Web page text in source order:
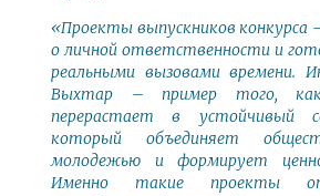
«Проекты выпускников конкурса
о личной ответственности и
реальными вызовами времени.
Выхтар – пример того, как
перерастает в устойчивый
который объединяет
молодежью и формирует
Именно такие проекты